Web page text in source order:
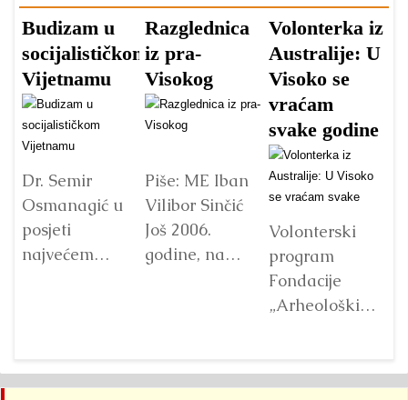
Budizam u
socijalističkom
Vijetnamu
Dr. Semir
Osmanagić u
posjeti
najvećem
Detaljnije
Razglednica
iz pra-
Visokog
Piše: ME Iban
Vilibor Sinčić
Još 2006.
godine, na
piramida, na
Volonterka iz
Australije: U
Visoko se
vraćam
svake godine
Volonterski
program
Fondacije
„Arheološki
piramida